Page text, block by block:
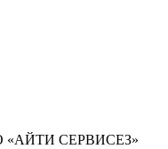
«АЙТИ СЕРВИСЕЗ»